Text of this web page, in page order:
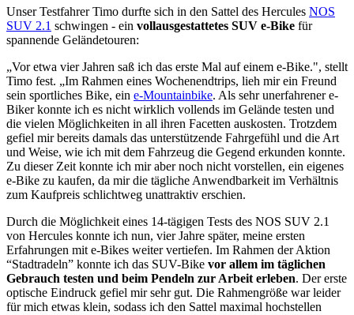
Unser Testfahrer Timo durfte sich in den Sattel des Hercules NOS
SUV 2.1 schwingen - ein vollausgestattetes SUV e-Bike für
spannende Geländetouren:
„Vor etwa vier Jahren saß ich das erste Mal auf einem e-Bike.", stellt
Timo fest. „Im Rahmen eines Wochenendtrips, lieh mir ein Freund
sein sportliches Bike, ein e-Mountainbike. Als sehr unerfahrener e-
Biker konnte ich es nicht wirklich vollends im Gelände testen und
die vielen Möglichkeiten in all ihren Facetten auskosten. Trotzdem
gefiel mir bereits damals das unterstützende Fahrgefühl und die Art
und Weise, wie ich mit dem Fahrzeug die Gegend erkunden konnte.
Zu dieser Zeit konnte ich mir aber noch nicht vorstellen, ein eigenes
e-Bike zu kaufen, da mir die tägliche Anwendbarkeit im Verhältnis
zum Kaufpreis schlichtweg unattraktiv erschien.
Durch die Möglichkeit eines 14-tägigen Tests des NOS SUV 2.1
von Hercules konnte ich nun, vier Jahre später, meine ersten
Erfahrungen mit e-Bikes weiter vertiefen. Im Rahmen der Aktion
“Stadtradeln” konnte ich das SUV-Bike vor allem im täglichen
Gebrauch testen und beim Pendeln zur Arbeit erleben. Der erste
optische Eindruck gefiel mir sehr gut. Die Rahmengröße war leider
für mich etwas klein, sodass ich den Sattel maximal hochstellen